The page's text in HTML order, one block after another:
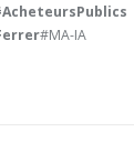
#MA-IA